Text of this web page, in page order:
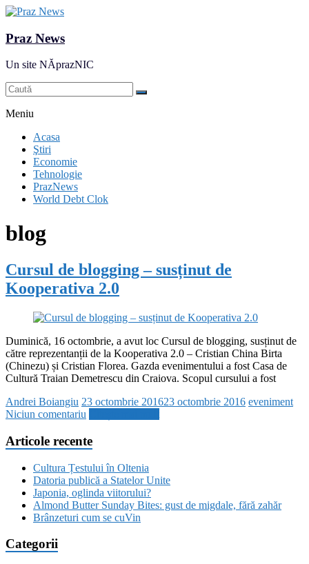
Praz News
Un site NĂprazNIC
Meniu
Acasa
Ştiri
Economie
Tehnologie
PrazNews
World Debt Clok
blog
Cursul de blogging – susținut de
Kooperativa 2.0
Duminică, 16 octombrie, a avut loc Cursul de blogging, susținut de
către reprezentanții de la Kooperativa 2.0 – Cristian China Birta
(Chinezu) și Cristian Florea. Gazda evenimentului a fost Casa de
Cultură Traian Demetrescu din Craiova. Scopul cursului a fost
Andrei Boiangiu 23 octombrie 201623 octombrie 2016 eveniment
Niciun comentariu
Articole recente
Cultura Țestului în Oltenia
Datoria publică a Statelor Unite
Japonia, oglinda viitorului?
Almond Butter Sunday Bites: gust de migdale, fără zahăr
Brânzeturi cum se cuVin
Categorii